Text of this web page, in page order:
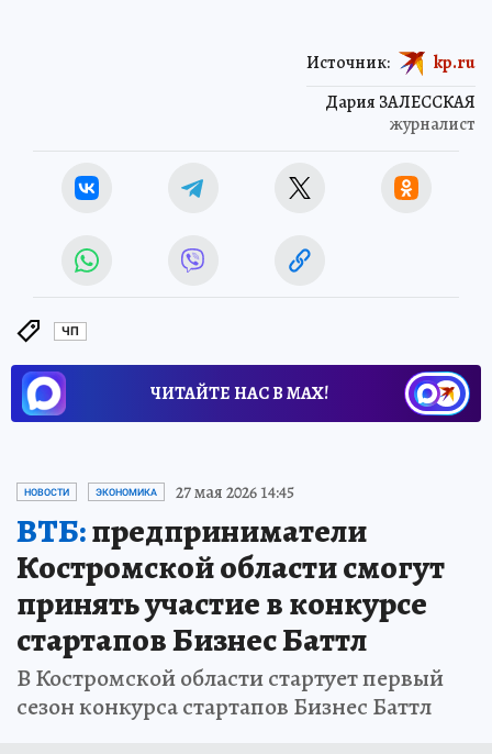
Дария ЗАЛЕССКАЯ
журналист
Источник: kp.ru
ЧП
ЧИТАЙТЕ НАС В МАХ!
НОВОСТИ ЭКОНОМИКА 27 мая 2026 14:45
ВТБ:предприниматели
Костромской области смогут
принять участие в конкурсе
стартапов Бизнес Баттл
В Костромской области стартует первый
сезон конкурса стартапов Бизнес Баттл